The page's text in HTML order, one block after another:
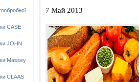
CASE
JOHN
Massey
СLAAS
7 Май 2013